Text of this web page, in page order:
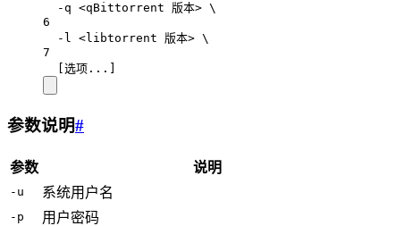
-q <qBittorrent 版本> \
6
-l <libtorrent 版本> \
7
[选项...]
参数说明#
参数 说明
-u 系统用户名
-p 用户密码